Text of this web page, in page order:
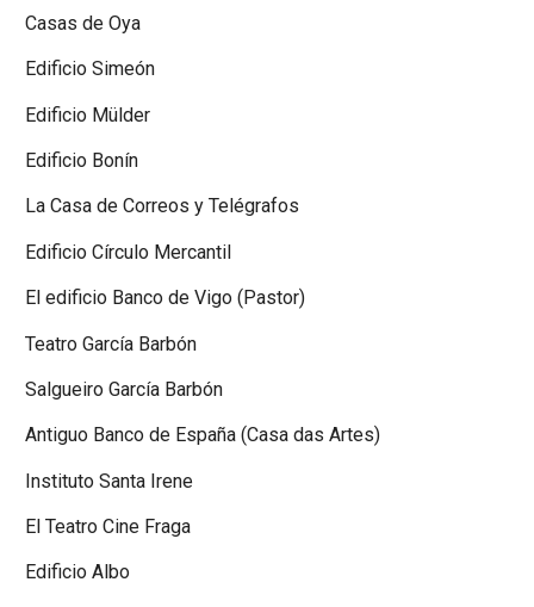
Casas de Oya
Edificio Simeón
Edificio Mülder
Edificio Bonín
La Casa de Correos y Telégrafos
Edificio Círculo Mercantil
El edificio Banco de Vigo (Pastor)
Teatro García Barbón
Salgueiro García Barbón
Antiguo Banco de España (Casa das Artes)
Instituto Santa Irene
El Teatro Cine Fraga
Edificio Albo